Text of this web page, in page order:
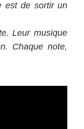
est de sortir un
Leur musique
Chaque note,